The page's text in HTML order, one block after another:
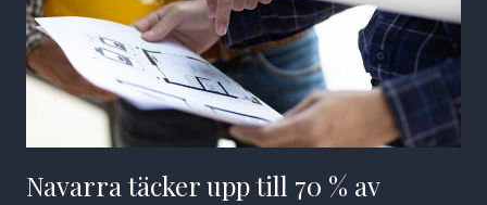
Navarra täcker upp till 70 % av